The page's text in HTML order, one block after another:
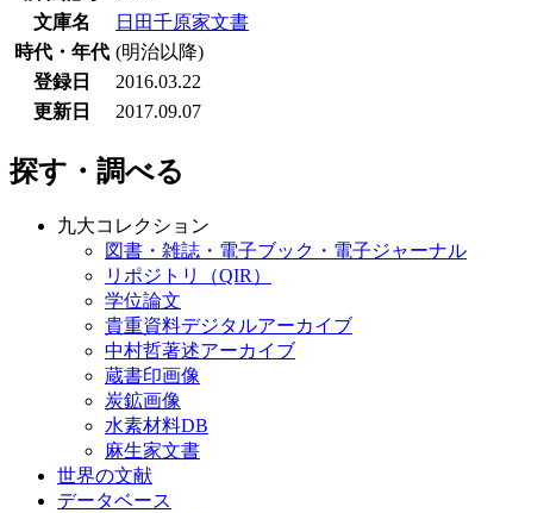
文庫名
日田千原家文書
時代・年代 (明治以降)
登録日
2016.03.22
更新日
2017.09.07
探す・調べる
九大コレクション
図書・雑誌・電子ブック・電子ジャーナル
リポジトリ（QIR）
学位論文
貴重資料デジタルアーカイブ
中村哲著述アーカイブ
蔵書印画像
炭鉱画像
水素材料DB
麻生家文書
世界の文献
データベース